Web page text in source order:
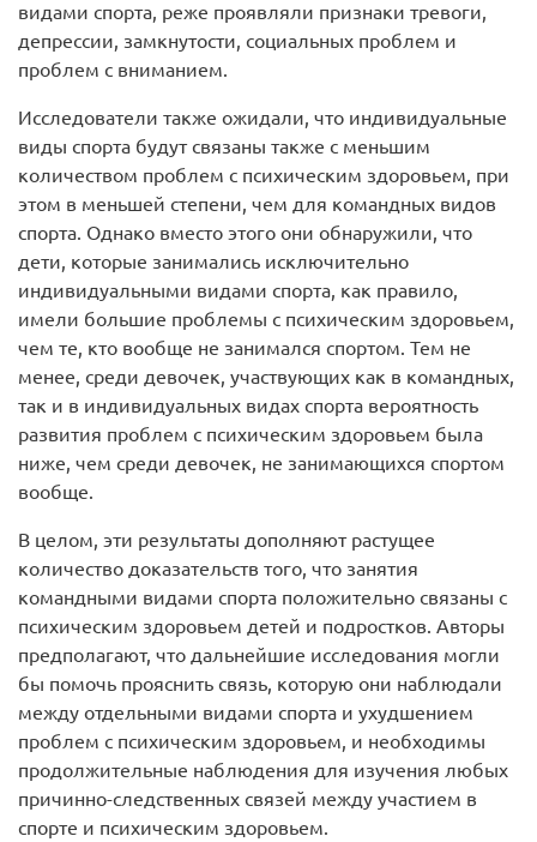
видами спорта, реже проявляли признаки тревоги,
депрессии, замкнутости, социальных проблем и
проблем с вниманием.
Исследователи также ожидали, что индивидуальные
виды спорта будут связаны также с меньшим
количеством проблем с психическим здоровьем, при
этом в меньшей степени, чем для командных видов
спорта. Однако вместо этого они обнаружили, что
дети, которые занимались исключительно
индивидуальными видами спорта, как правило,
имели большие проблемы с психическим здоровьем,
чем те, кто вообще не занимался спортом. Тем не
менее, среди девочек, участвующих как в командных,
так и в индивидуальных видах спорта вероятность
развития проблем с психическим здоровьем была
ниже, чем среди девочек, не занимающихся спортом
вообще.
В целом, эти результаты дополняют растущее
количество доказательств того, что занятия
командными видами спорта положительно связаны с
психическим здоровьем детей и подростков. Авторы
предполагают, что дальнейшие исследования могли
бы помочь прояснить связь, которую они наблюдали
между отдельными видами спорта и ухудшением
проблем с психическим здоровьем, и необходимы
продолжительные наблюдения для изучения любых
причинно-следственных связей между участием в
спорте и психическим здоровьем.